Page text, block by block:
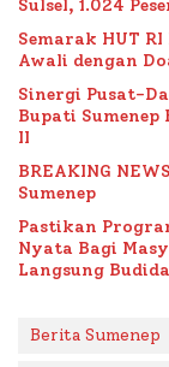
Sulsel, 1.024
Semarak HUT
Awali dengan
Sinergi Pusat-
Bupati Sumenep
II
BREAKING
Sumenep
Pastikan
Nyata Bagi
Langsung
Berita Sumenep